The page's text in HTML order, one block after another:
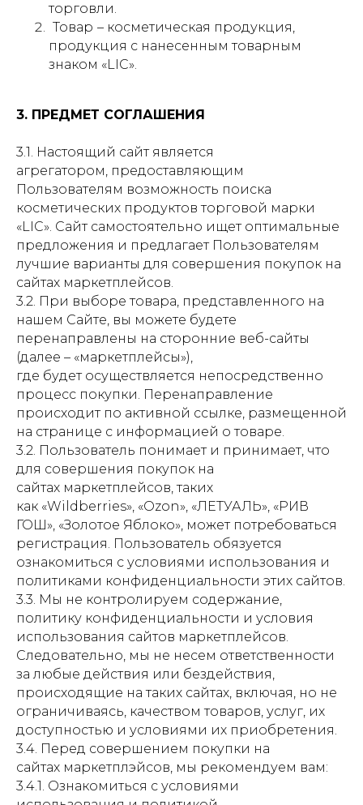
торговли.
Товар – косметическая продукция,
продукция с нанесенным товарным
знаком «LIC».
3. ПРЕДМЕТ СОГЛАШЕНИЯ
3.1. Настоящий сайт является
агрегатором, предоставляющим
Пользователям возможность поиска
косметических продуктов торговой марки
«LIC». Сайт самостоятельно ищет оптимальные
предложения и предлагает Пользователям
лучшие варианты для совершения покупок на
сайтах маркетплейсов.
3.2. При выборе товара, представленного на
нашем Сайте, вы можете будете
перенаправлены на сторонние веб-сайты
(далее – «маркетплейсы»),
где будет осуществляется непосредственно
процесс покупки. Перенаправление
происходит по активной ссылке, размещенной
на странице с информацией о товаре.
3.2. Пользователь понимает и принимает, что
для совершения покупок на
сайтах маркетплейсов, таких
как «Wildberries», «Ozon», «ЛЕТУАЛЬ», «РИВ
ГОШ», «Золотое Яблоко», может потребоваться
регистрация. Пользователь обязуется
ознакомиться с условиями использования и
политиками конфиденциальности этих сайтов.
3.3. Мы не контролируем содержание,
политику конфиденциальности и условия
использования сайтов маркетплейсов.
Следовательно, мы не несем ответственности
за любые действия или бездействия,
происходящие на таких сайтах, включая, но не
ограничиваясь, качеством товаров, услуг, их
доступностью и условиями их приобретения.
3.4. Перед совершением покупки на
сайтах маркетплэйсов, мы рекомендуем вам:
3.4.1. Ознакомиться с условиями